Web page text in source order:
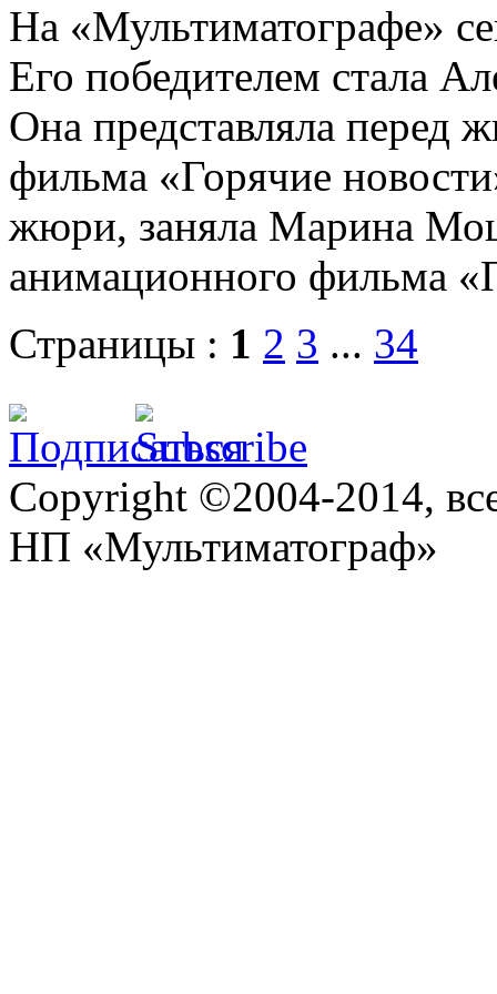
На «Мультиматографе»
Его победителем стала
Она представляла перед
фильма «Горячие
жюри, заняла Марина
анимационного фильма
Страницы : 1 2 3 ... 34
Copyright ©2004-2014,
НП «Мультиматограф»